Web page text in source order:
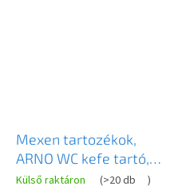
Mexen tartozékok,
ARNO WC kefe tartó,
arany, 7020750-50
Külső raktáron (>20 db )